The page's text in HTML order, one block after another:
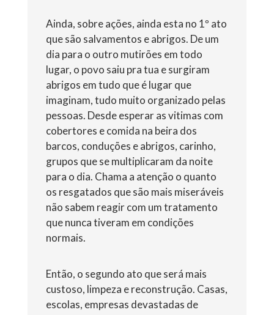
Ainda, sobre ações, ainda esta no 1º ato
que são salvamentos e abrigos. De um
dia para o outro mutirões em todo
lugar, o povo saiu pra tua e surgiram
abrigos em tudo que é lugar que
imaginam, tudo muito organizado pelas
pessoas. Desde esperar as vitimas com
cobertores e comida na beira dos
barcos, conduções e abrigos, carinho,
grupos que se multiplicaram da noite
para o dia. Chama a atenção o quanto
os resgatados que são mais miseráveis
não sabem reagir com um tratamento
que nunca tiveram em condições
normais.
Então, o segundo ato que será mais
custoso, limpeza e reconstrução. Casas,
escolas, empresas devastadas de